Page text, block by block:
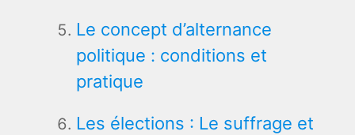
Le concept d’alternance
politique : conditions et
pratique
Les élections : Le suffrage et